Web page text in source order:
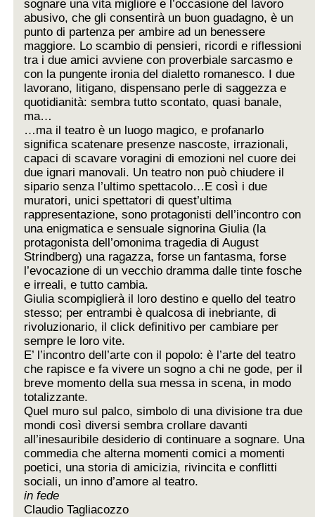
sognare una vita migliore e l’occasione del lavoro
abusivo, che gli consentirà un buon guadagno, è un
punto di partenza per ambire ad un benessere
maggiore. Lo scambio di pensieri, ricordi e riflessioni
tra i due amici avviene con proverbiale sarcasmo e
con la pungente ironia del dialetto romanesco. I due
lavorano, litigano, dispensano perle di saggezza e
quotidianità: sembra tutto scontato, quasi banale,
ma…
…ma il teatro è un luogo magico, e profanarlo
significa scatenare presenze nascoste, irrazionali,
capaci di scavare voragini di emozioni nel cuore dei
due ignari manovali. Un teatro non può chiudere il
sipario senza l’ultimo spettacolo…E così i due
muratori, unici spettatori di quest’ultima
rappresentazione, sono protagonisti dell’incontro con
una enigmatica e sensuale signorina Giulia (la
protagonista dell’omonima tragedia di August
Strindberg) una ragazza, forse un fantasma, forse
l’evocazione di un vecchio dramma dalle tinte fosche
e irreali, e tutto cambia.
Giulia scompiglierà il loro destino e quello del teatro
stesso; per entrambi è qualcosa di inebriante, di
rivoluzionario, il click definitivo per cambiare per
sempre le loro vite.
E’ l’incontro dell’arte con il popolo: è l’arte del teatro
che rapisce e fa vivere un sogno a chi ne gode, per il
breve momento della sua messa in scena, in modo
totalizzante.
Quel muro sul palco, simbolo di una divisione tra due
mondi così diversi sembra crollare davanti
all’inesauribile desiderio di continuare a sognare. Una
commedia che alterna momenti comici a momenti
poetici, una storia di amicizia, rivincita e conflitti
sociali, un inno d’amore al teatro.
in fede
Claudio Tagliacozzo